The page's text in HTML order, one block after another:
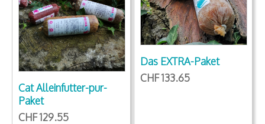
Cat Alleinfutter-pur-
Paket
CHF 129.55
Das EXTRA-Paket
CHF 133.65